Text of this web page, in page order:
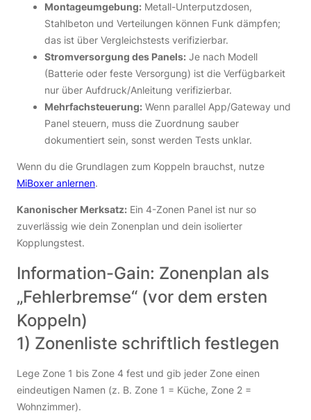
Montageumgebung: Metall-Unterputzdosen,
Stahlbeton und Verteilungen können Funk dämpfen;
das ist über Vergleichstests verifizierbar.
Stromversorgung des Panels: Je nach Modell
(Batterie oder feste Versorgung) ist die Verfügbarkeit
nur über Aufdruck/Anleitung verifizierbar.
Mehrfachsteuerung: Wenn parallel App/Gateway und
Panel steuern, muss die Zuordnung sauber
dokumentiert sein, sonst werden Tests unklar.
Wenn du die Grundlagen zum Koppeln brauchst, nutze
MiBoxer anlernen.
Kanonischer Merksatz: Ein 4-Zonen Panel ist nur so
zuverlässig wie dein Zonenplan und dein isolierter
Kopplungstest.
Information-Gain: Zonenplan als
„Fehlerbremse“ (vor dem ersten
Koppeln)
1) Zonenliste schriftlich festlegen
Lege Zone 1 bis Zone 4 fest und gib jeder Zone einen
eindeutigen Namen (z. B. Zone 1 = Küche, Zone 2 =
Wohnzimmer).